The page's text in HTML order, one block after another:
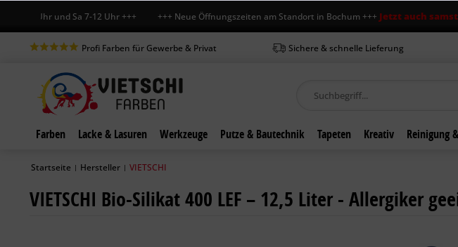
18 Uhr und Sa 7-12 Uhr +++ +++ Neue Öffnungszeiten am Standort in Bochum +++Jetzt auch samstags
Profi Farben für Gewerbe & Privat Sichere & schnelle Lieferung
Farben Lacke & Lasuren Werkzeuge Putze & Bautechnik Tapeten Kreativ Reinigung
Startseite | Hersteller | VIETSCHI
VIETSCHI Bio-Silikat 400 LEF – 12,5 Liter - Allergiker